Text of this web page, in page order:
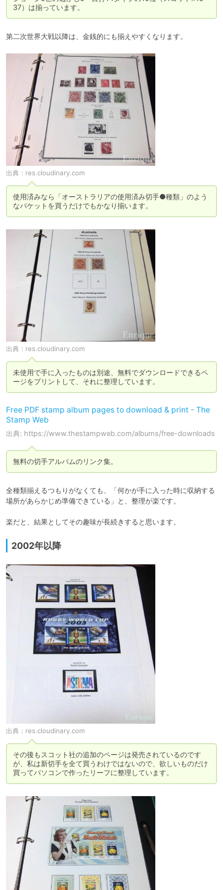
37）は揃っています。
第二次世界大戦以降は、金銭的にも揃えやすくなります。
出典： res.cloudinary.com
使用済みなら「オーストラリアの使用済み切手●種類」のよう
なパケットを買うだけでもかなり揃います。
出典： res.cloudinary.com
未使用で手に入ったものは別途、無料でダウンロードできるペ
ージをプリントして、それに整理しています。
Free PDF stamp album pages to download & print - The
Stamp Web
出典: https://www.thestampweb.com/albums/free-downloads
無料の切手アルバムのリンク集。
全種類揃えるつもりがなくても、「何かが手に入った時に収納する
場所があらかじめ準備できている」と、整理が楽です。
楽だと、結果としてその趣味が長続きすると思います。
2002年以降
出典： res.cloudinary.com
その後もスコット社の追加のページは発売されているのです
が、私は新切手を全て買うわけではないので、欲しいものだけ
買ってパソコンで作ったリーフに整理しています。